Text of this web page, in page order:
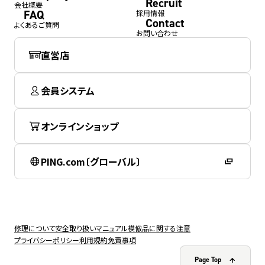
会社概要
FAQ
よくあるご質問
採用情報
Contact
お問い合わせ
直営店
会員システム
オンラインショップ
PING.com〔グローバル〕
修理について安全取り扱いマニュアル模倣品に関する注意
プライバシーポリシー利用規約免責事項
Page Top